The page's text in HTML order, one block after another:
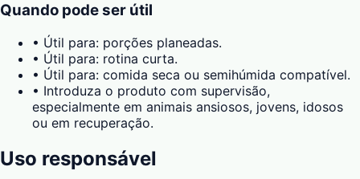
Quando pode ser útil
• Útil para: porções planeadas.
• Útil para: rotina curta.
• Útil para: comida seca ou semihúmida compatível.
• Introduza o produto com supervisão,
especialmente em animais ansiosos, jovens, idosos
ou em recuperação.
Uso responsável